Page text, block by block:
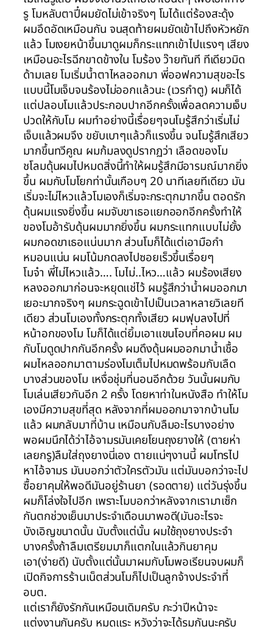
รู โมหลับตาปี๋ผมยัดไม่เข้าจริงๆ โมได้แต่ร้องสะดุ้ง
ผมอึดอัดเหมือนกัน จนสุดท้ายผมยัดเข้าไปถึงหัวหยัก
แล้ว โมเงยหน้าขึ้นมาดูผมก็กระแทกเข้าไปแรงๆ เสียง
เหมือนอะไรฉีกขาดข้างใน โมร้อง ว๊ายทันที ทีเดียวมิด
ด้ามเลย โมเริ่มน้ำตาไหลออกมา พี่ออฟความสุขอะไร
แบบนี้โมเจ็บจนร้องไม่ออกแล้วนะ (เวรกำตู) ผมก็ได้
แต่ปลอบโมแล้วประกอบปากอีกครั้งเพื่อลดความเจ็บ
ปวดให้กับโม ผมทำอย่างนี้เรื่อยๆจนโมรู้สึกว่าเริ่มไม่
เจ็บแล้วผมจึง ขยับเบาๆแล้วก็แรงขึ้น จนโมรู้สึกเสียว
มากขึ้นทวีคูณ ผมก้มลงดูปรากฏว่า เลือดของโม
ชโลมดุ้นผมไปหมดสิ่งนี้ทำให้ผมรู้สึกมีอารมณ์มากยิ่ง
ขึ้น ผมกับโมโยกท่านั้นเกือบๆ 20 นาทีเลยทีเดียว มัน
เริ่มจะไม่ไหวแล้วโมเองก็เริ่มจะกระตุกมากขึ้น ตอดรัก
ดุ้นผมแรงยิ่งขึ้น ผมจับขาเธอแยกออกอีกครั้งทำให้
ของโมอ้ารับดุ้นผมมากยิ่งขึ้น ผมกระแทกแบบไม่ยั้ง
ผมกอดขาเธอแน่นมาก ส่วนโมก็ได้แต่เอามือกำ
หมอนแน่น ผมโน้มกดลงไปซอยเร็วขึ้นเรื่อยๆ
โมจ๋า พี่ไม่ไหวแล้ว…. โมไม่..ไหว…แล้ว ผมร้องเสียง
หลงออกมาก่อนจะหยุดแช่ไว้ ผมรู้สึกว่าน้ำผมออกมา
เยอะมากจริงๆ ผมกระฉูดเข้าไปเป็นเวลาหลายวิเลยที
เดียว ส่วนโมเองทั้งกระตุกทั้งเสียว ผมฟุบลงไปที่
หน้าอกของโม โมก็ได้แต่ยิ้มเอาแขนโอบที่คอผม ผม
กับโมดูดปากกันอีกครั้ง ผมดึงดุ้นผมออกมาน้ำเชื้อ
ผมไหลออกมาตามร่องโมเต็มไปหมดพร้อมกับเลืด
บางส่วนของโม เหงื่อชุ่มที่นอนอีกด้วย วันนั้นผมกับ
โมเล่นเสียวกันอีก 2 ครั้ง โดยหาท่าในหนังสือ ทำให้โม
เองมีความสุขที่สุด หลังจากที่ผมออกมาจากบ้านโม
แล้ว ผมกลับมาที่บ้าน เหมือนกับลืมอะไรบางอย่าง
พอผมนึกได้ว่าไอ้จามรมันเคยโยนถุงยางให้ (ตายห่า
เลยกรู)ลืมใส่ถุงยางนี่เอง ตายแน่ๆงานนี้ ผมโทรไป
หาไอ้จามร มันบอกว่าตัวใครตัวมัน แต่มันบอกว่าจะไป
ซื้อยาคุมให้พอดีมันอยู่ร้านยา (รอดตาย) แต่วันรุ่งขึ้น
ผมก็โล่งใจไปอีก เพราะโมบอกว่าหลังจากเรามาเซ็ก
กันตกช่วงเย็นมาประจำเดือนมาพอดี(มันอะไรจะ
บังเอิญขนาดนั้น นับตั้งแต่นั้น ผมใช้ถุงยางประจำ
บางครั้งถ้าลืมเตรียมมาก็แตกในแล้วกินยาคุม
เอา(ง่ายดี) นับตั้งแต่นั้นมาผมกับโมพอเรียนจบผมก็
เปิดกิจการร้านเน็ตส่วนโมก็ไปเป็นลูกจ้างประจำที่
อบต.
แต่เราก็ยังรักกันเหมือนเดิมครับ กะว่าปีหน้าจะ
แต่งงานกันครับ หมดแระ หวังว่าจะได้รมกันนะครับ